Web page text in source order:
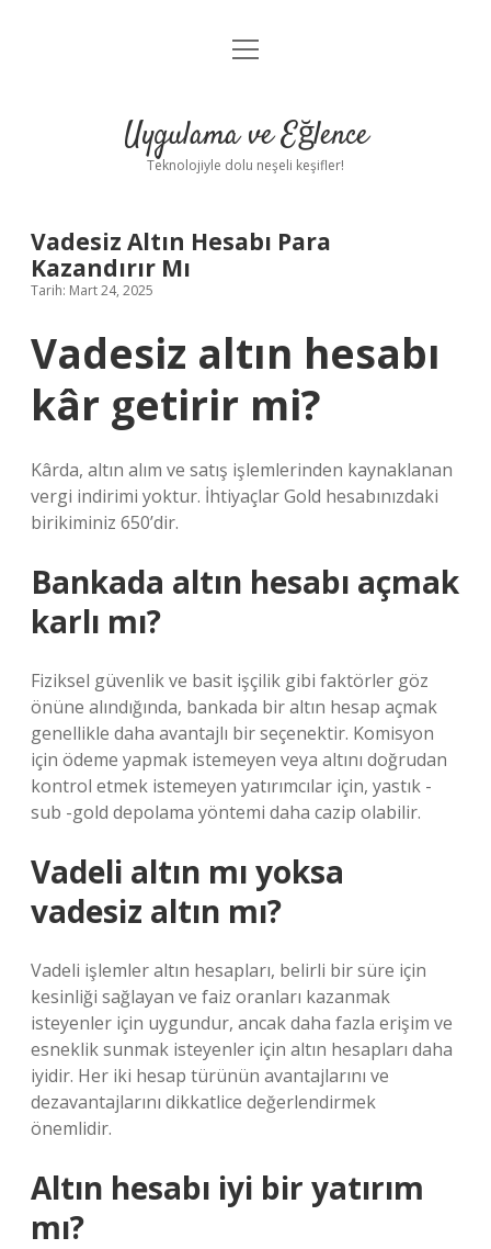
Anasayfa
Yasal Uyarı
menüyü
Uygulama ve Eğlence
Teknolojiyle dolu neşeli keşifler!
Vadesiz Altın Hesabı Para
Kazandırır Mı
Tarih: Mart 24, 2025
Vadesiz altın hesabı
kâr getirir mi?
Kârda, altın alım ve satış işlemlerinden kaynaklanan
vergi indirimi yoktur. İhtiyaçlar Gold hesabınızdaki
birikiminiz 650’dir.
Bankada altın hesabı açmak
karlı mı?
Fiziksel güvenlik ve basit işçilik gibi faktörler göz
önüne alındığında, bankada bir altın hesap açmak
genellikle daha avantajlı bir seçenektir. Komisyon
için ödeme yapmak istemeyen veya altını doğrudan
kontrol etmek istemeyen yatırımcılar için, yastık -
sub -gold depolama yöntemi daha cazip olabilir.
Vadeli altın mı yoksa
vadesiz altın mı?
Vadeli işlemler altın hesapları, belirli bir süre için
kesinliği sağlayan ve faiz oranları kazanmak
isteyenler için uygundur, ancak daha fazla erişim ve
esneklik sunmak isteyenler için altın hesapları daha
iyidir. Her iki hesap türünün avantajlarını ve
dezavantajlarını dikkatlice değerlendirmek
önemlidir.
Altın hesabı iyi bir yatırım
mı?